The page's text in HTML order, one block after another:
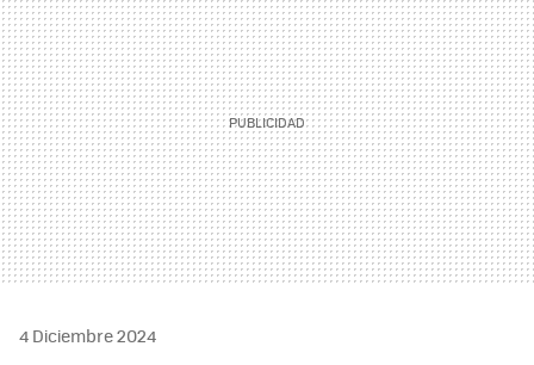
4 Diciembre 2024